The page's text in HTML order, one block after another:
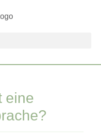
eine